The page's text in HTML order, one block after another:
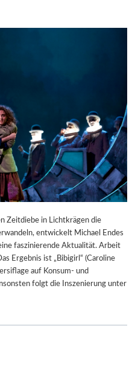
Zeitdiebe in Lichtkrägen die
entwickelt Michael Endes
faszinierende Aktualität. Arbeit
Ergebnis ist „Bibigirl“ (Caroline
auf Konsum- und
folgt die Inszenierung unter